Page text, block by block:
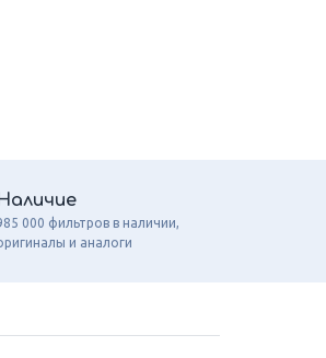
Наличие
000 фильтров в наличии,
и аналоги